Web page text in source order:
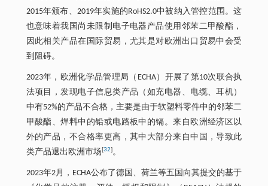
2015年颁布、2019年实施的RoHS2.0中被纳入管控范围。这
也意味着我国尚未限制电子电器产品使用邻苯二甲酸酯，
因此相关产品在国际贸易，尤其是对欧洲出口贸易中会受
到阻碍。
2023年，欧洲化学品管理局（ECHA）开展了第10次联合执
法项目，发现电子信息类产品（如充电器、电缆、耳机）
中有52%的产品不合格，主要是由于软塑料零件中的邻苯二
甲酸酯、焊料中的铅或电路板中的镉。来自欧洲经济区以
外的产品，不合格率更高，其中大部分来自中国，导致此
类产品退出欧洲市场[32]。
2023年2月，ECHA公布了德国、荷兰等五国向其提交的基于